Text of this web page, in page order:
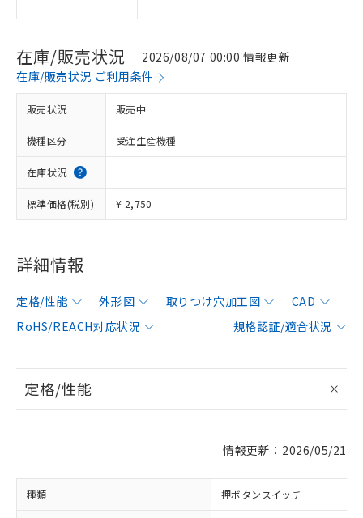
在庫/販売状況
2026/08/07 00:00 情報更新
在庫/販売状況 ご利用条件
販売状況 販売中
機種区分 受注生産機種
在庫状況
標準価格(税別) ¥ 2,750
詳細情報
定格/性能 外形図 取りつけ穴加工図
CAD
RoHS/REACH対応状況
規格認証/適合状況
定格/性能
情報更新：2026/05/21
種類 押ボタンスイッチ